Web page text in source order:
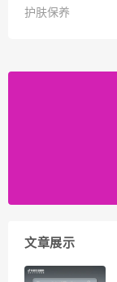
护肤保养
文章展示